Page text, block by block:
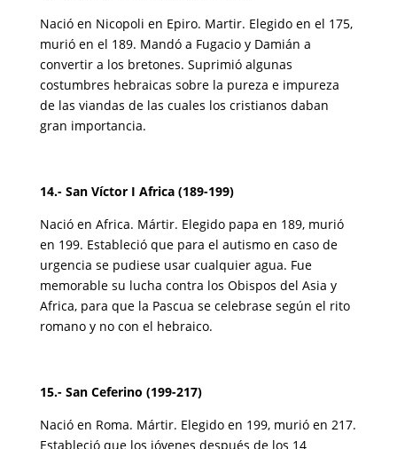
Nació en Nicopoli en Epiro. Martir. Elegido en el 175,
murió en el 189. Mandó a Fugacio y Damián a
convertir a los bretones. Suprimió algunas
costumbres hebraicas sobre la pureza e impureza
de las viandas de las cuales los cristianos daban
gran importancia.
14.- San Víctor I Africa (189-199)
Nació en Africa. Mártir. Elegido papa en 189, murió
en 199. Estableció que para el autismo en caso de
urgencia se pudiese usar cualquier agua. Fue
memorable su lucha contra los Obispos del Asia y
Africa, para que la Pascua se celebrase según el rito
romano y no con el hebraico.
15.- San Ceferino (199-217)
Nació en Roma. Mártir. Elegido en 199, murió en 217.
Estableció que los jóvenes después de los 14